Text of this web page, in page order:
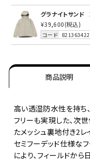
グラナイトサンド
¥39,600(税込)
コード
商品説明
高い透湿防水性を持ち
フリーも実現した、次
たメッシュ裏地付き2レ
セミフーデッド仕様な
により、フィールドか